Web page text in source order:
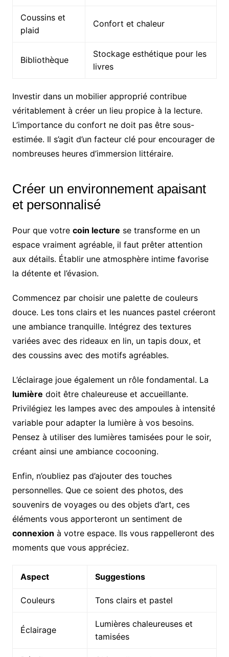
Coussins et
plaid
Confort et chaleur
Bibliothèque
Stockage esthétique pour les
livres
Investir dans un mobilier approprié contribue
véritablement à créer un lieu propice à la lecture.
L’importance du confort ne doit pas être sous-
estimée. Il s’agit d’un facteur clé pour encourager de
nombreuses heures d’immersion littéraire.
Créer un environnement apaisant
et personnalisé
Pour que votre coin lecture se transforme en un
espace vraiment agréable, il faut prêter attention
aux détails. Établir une atmosphère intime favorise
la détente et l’évasion.
Commencez par choisir une palette de couleurs
douce. Les tons clairs et les nuances pastel créeront
une ambiance tranquille. Intégrez des textures
variées avec des rideaux en lin, un tapis doux, et
des coussins avec des motifs agréables.
L’éclairage joue également un rôle fondamental. La
lumière doit être chaleureuse et accueillante.
Privilégiez les lampes avec des ampoules à intensité
variable pour adapter la lumière à vos besoins.
Pensez à utiliser des lumières tamisées pour le soir,
créant ainsi une ambiance cocooning.
Enfin, n’oubliez pas d’ajouter des touches
personnelles. Que ce soient des photos, des
souvenirs de voyages ou des objets d’art, ces
éléments vous apporteront un sentiment de
connexion à votre espace. Ils vous rappelleront des
moments que vous appréciez.
Aspect Suggestions
Couleurs Tons clairs et pastel
Éclairage
Lumières chaleureuses et
tamisées